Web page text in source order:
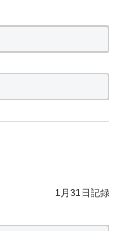
1月31日記録